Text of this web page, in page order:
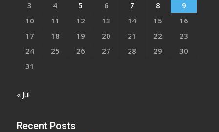
3
4 5 6 7 8
9
10
11 12 13 14 15
16
17
18 19 20 21 22
23
24
25 26 27 28 29
30
31
« Jul
Recent Posts